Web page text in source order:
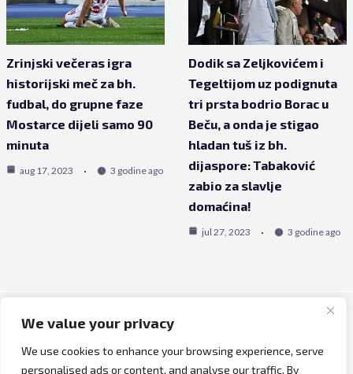
We value your privacy
We use cookies to enhance your browsing experience, serve
personalised ads or content, and analyse our traffic. By
Zrinjski večeras igra
historijski meč za bh.
fudbal, do grupne faze
Mostarce dijeli samo 90
minuta
aug 17, 2023 3 godine ago
Dodik sa Zeljkovićem i
Tegeltijom uz podignuta
tri prsta bodrio Borac u
Beču, a onda je stigao
hladan tuš iz bh.
dijaspore: Tabaković
zabio za slavlje
domaćina!
jul 27, 2023 3 godine ago
Copyright © 2026 Bh Dijaspora.
O nama